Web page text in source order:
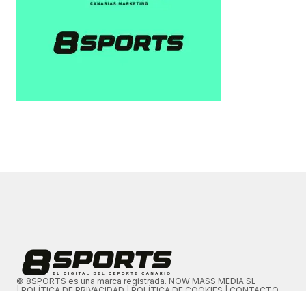
© 8SPORTS es una marca registrada. NOW MASS MEDIA SL